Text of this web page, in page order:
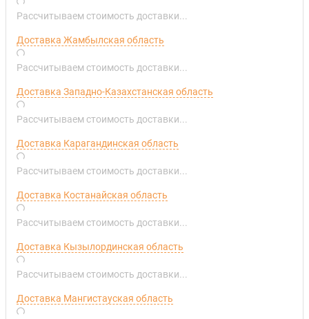
Рассчитываем стоимость доставки...
Доставка Жамбылская область
Рассчитываем стоимость доставки...
Доставка Западно-Казахстанская область
Рассчитываем стоимость доставки...
Доставка Карагандинская область
Рассчитываем стоимость доставки...
Доставка Костанайская область
Рассчитываем стоимость доставки...
Доставка Кызылординская область
Рассчитываем стоимость доставки...
Доставка Мангистауская область